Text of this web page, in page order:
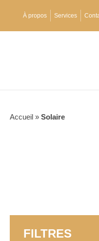
À propos Services
Accueil » Solaire
FILTRES